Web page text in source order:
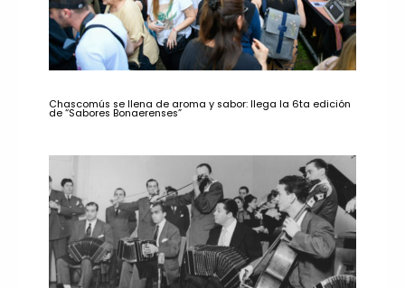
Chascomús se llena de aroma y sabor: llega la 6ta edición
de “Sabores Bonaerenses”